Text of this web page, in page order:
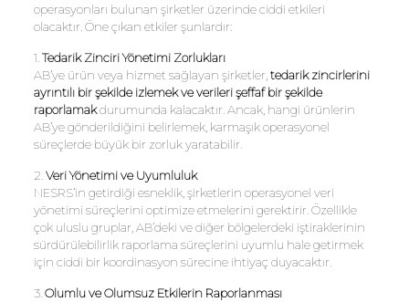
operasyonları bulunan şirketler üzerinde ciddi etkileri
olacaktır. Öne çıkan etkiler şunlardır:
1. Tedarik Zinciri Yönetimi Zorlukları
AB’ye ürün veya hizmet sağlayan şirketler, tedarik zincirlerini
ayrıntılı bir şekilde izlemek ve verileri şeffaf bir şekilde
raporlamakdurumunda kalacaktır. Ancak, hangi ürünlerin
AB’ye gönderildiğini belirlemek, karmaşık operasyonel
süreçlerde büyük bir zorluk yaratabilir.
2. Veri Yönetimi ve Uyumluluk
NESRS’in getirdiği esneklik, şirketlerin operasyonel veri
yönetimi süreçlerini optimize etmelerini gerektirir. Özellikle
çok uluslu gruplar, AB’deki ve diğer bölgelerdeki iştiraklerinin
sürdürülebilirlik raporlama süreçlerini uyumlu hale getirmek
için ciddi bir koordinasyon sürecine ihtiyaç duyacaktır.
3. Olumlu ve Olumsuz Etkilerin Raporlanması